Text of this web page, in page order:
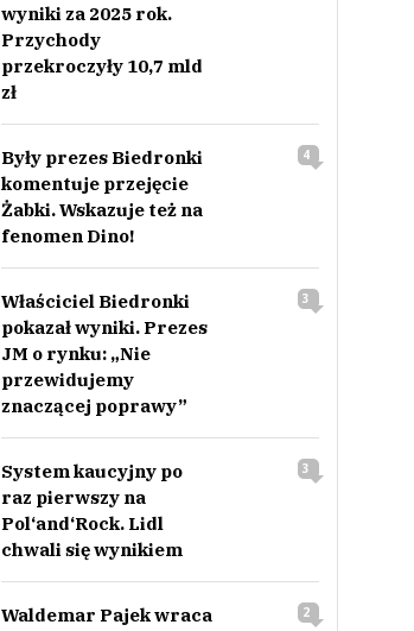
wyniki za 2025 rok.
Przychody
przekroczyły 10,7 mld
zł
Były prezes Biedronki
komentuje przejęcie
Żabki. Wskazuje też na
fenomen Dino!
4
Właściciel Biedronki
pokazał wyniki. Prezes
JM o rynku: „Nie
przewidujemy
znaczącej poprawy”
3
System kaucyjny po
raz pierwszy na
Pol‘and‘Rock. Lidl
chwali się wynikiem
3
Waldemar Pajek wraca
2